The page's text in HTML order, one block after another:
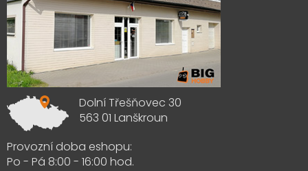
Dolní Třešňovec 30
563 01 Lanškroun
Provozní doba eshopu:
Po - Pá 8:00 - 16:00 hod.